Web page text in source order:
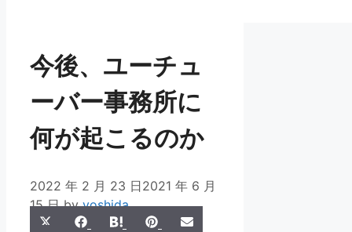
今後、ユーチュ
ーバー事務所に
何が起こるのか
2022 年 2 月 23 日2021 年 6 月
15 日 byyoshida
Share
Share
Facebook
Share
Hatena Share
PinterestShare